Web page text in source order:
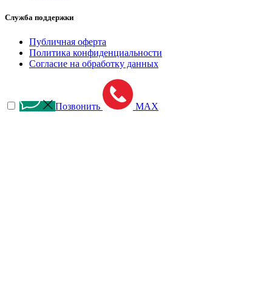
Служба поддержки
Публичная оферта
Политика конфиденциальности
Согласие на обработку данных
Позвонить MAX